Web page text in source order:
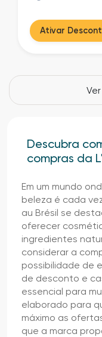
Ativar
Descubra
compras da
Em um mundo
beleza é cada
au Brésil se
oferecer
ingredientes
considerar a
possibilidade de
de desconto e
essencial para
elaborado para
máximo as
que a marca